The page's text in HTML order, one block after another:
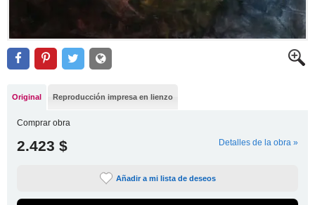
Original Reproducción impresa en lienzo
Comprar obra
2.423 $ Detalles de la obra »
Añadir a mi lista de deseos